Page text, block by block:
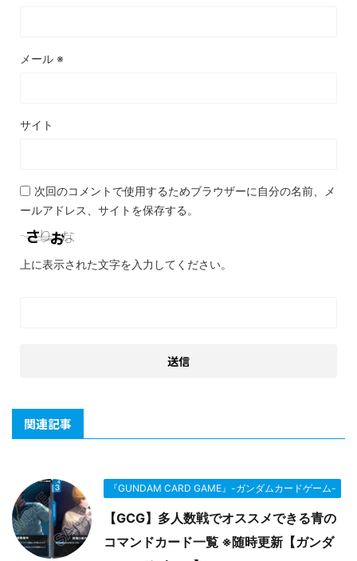
メール ※
サイト
次回のコメントで使用するためブラウザーに自分の名前、メ
ールアドレス、サイトを保存する。
上に表示された文字を入力してください。
関連記事
『GUNDAM CARD GAME』-ガンダムカードゲーム-
【GCG】多人数戦でオススメできる青の
コマンドカード一覧 ※随時更新【ガンダ